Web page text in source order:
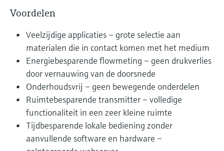
Voordelen
Veelzijdige applicaties – grote selectie aan
materialen die in contact komen met het medium
Energiebesparende flowmeting – geen drukverlies
door vernauwing van de doorsnede
Onderhoudsvrij – geen bewegende onderdelen
Ruimtebesparende transmitter – volledige
functionaliteit in een zeer kleine ruimte
Tijdbesparende lokale bediening zonder
aanvullende software en hardware –